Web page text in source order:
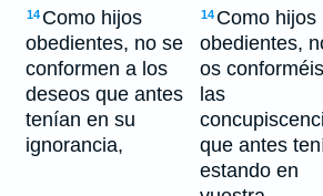
14 Como hijos
obedientes, no se
conformen a los
deseos que antes
tenían en su
ignorancia,
14 Como hijos
obedientes,
os
las
que antes
estando en